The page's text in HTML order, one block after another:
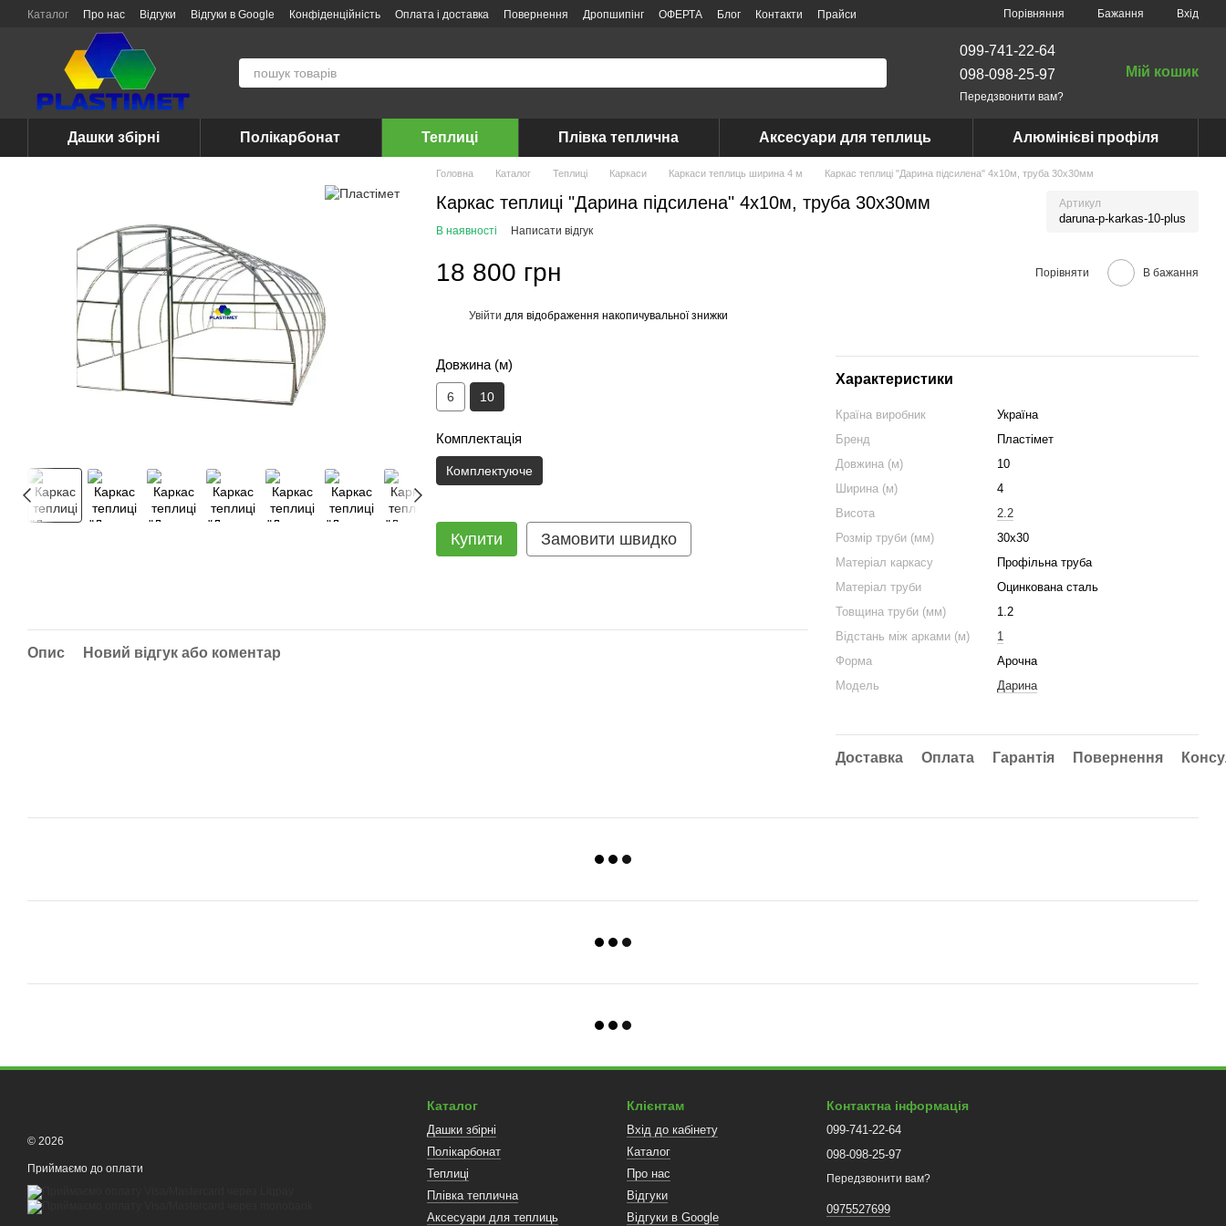
Перейти до основного контенту
Каталог Про нас Відгуки Відгуки в Google Конфіденційність Оплата і доставка Повернення Дропшипінг ОФЕРТА Блог Контакти Прайси Порівняння Бажання Вхід
099-741-22-64
098-098-25-97
Передзвонити вам?
Мій кошик
Дашки збірні Полікарбонат Теплиці Плівка теплична Аксесуари для теплиць Алюмінієві профіля
Головна Каталог Теплиці Каркаси Каркаси теплиць ширина 4 м Каркас теплиці "Дарина підсилена" 4х10м, труба 30х30мм
Каркас теплиці "Дарина підсилена" 4х10м, труба 30х30мм Артикул
daruna-p-karkas-10-plus
В наявності Написати відгук
18 800 грн Порівняти В бажання
Увійти для відображення накопичувальної знижки
Довжина (м)
6 10
Комплектація
Комплектуюче
Купити Замовити швидко
Характеристики
Країна виробник
Україна
Бренд
Пластімет
Довжина (м)
10
Ширина (м)
4
Висота
2.2
Розмір труби (мм)
30x30
Матеріал каркасу
Профільна труба
Матеріал труби
Оцинкована сталь
Товщина труби (мм)
1.2
Відстань між арками (м)
1
Форма
Арочна
Модель
Дарина
Доставка Оплата Гарантія Повернення
Опис Новий відгук або коментар
© 2026
Приймаємо до оплати
Каталог
Дашки збірні
Полікарбонат
Теплиці
Плівка теплична
Аксесуари для теплиць
Клієнтам
Вхід до кабінету
Каталог
Про нас
Відгуки
Відгуки в Google
Контактна інформація
099-741-22-64
098-098-25-97
Передзвонити вам?
0975527699